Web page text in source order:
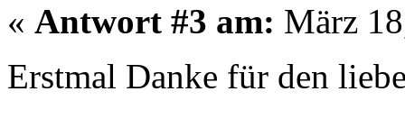
« Antwort #3 am: März
Erstmal Danke für den